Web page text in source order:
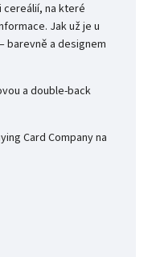
cereálií, na které
Jak už je u
barevně a designem
a double-back
Card Company na